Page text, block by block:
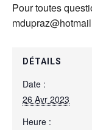
Pour toutes
DÉTAILS
Date :
26 Avr 2023
Heure :